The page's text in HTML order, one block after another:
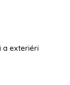
a exteriéri